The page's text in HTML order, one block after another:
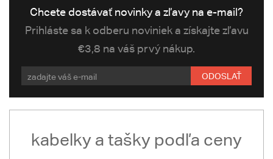
Chcete dostávať novinky a zľavy na e-mail?
Prihláste sa k odberu noviniek a získajte zľavu
€3,8 na váš prvý nákup.
ODOSLAŤ
kabelky a tašky podľa ceny